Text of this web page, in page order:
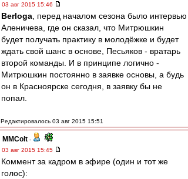
03 авг 2015 15:46
Berloga , перед началом сезона было интервью
Аленичева, где он сказал, что Митрюшкин
будет получать практику в молодёжке и будет
ждать свой шанс в основе, Песьяков - вратарь
второй команды. И в принципе логично -
Митрюшкин постоянно в заявке основы, а будь
он в Красноярске сегодня, в заявку бы не
попал.
Редактировалось 03 авг 2015 15:51
MMColt -
03 авг 2015 15:45
Коммент за кадром в эфире (один и тот же
голос):